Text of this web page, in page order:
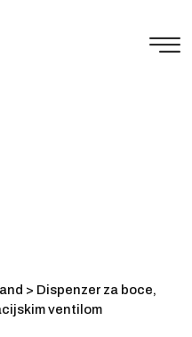
> Dispenzer za boce,
ventilom